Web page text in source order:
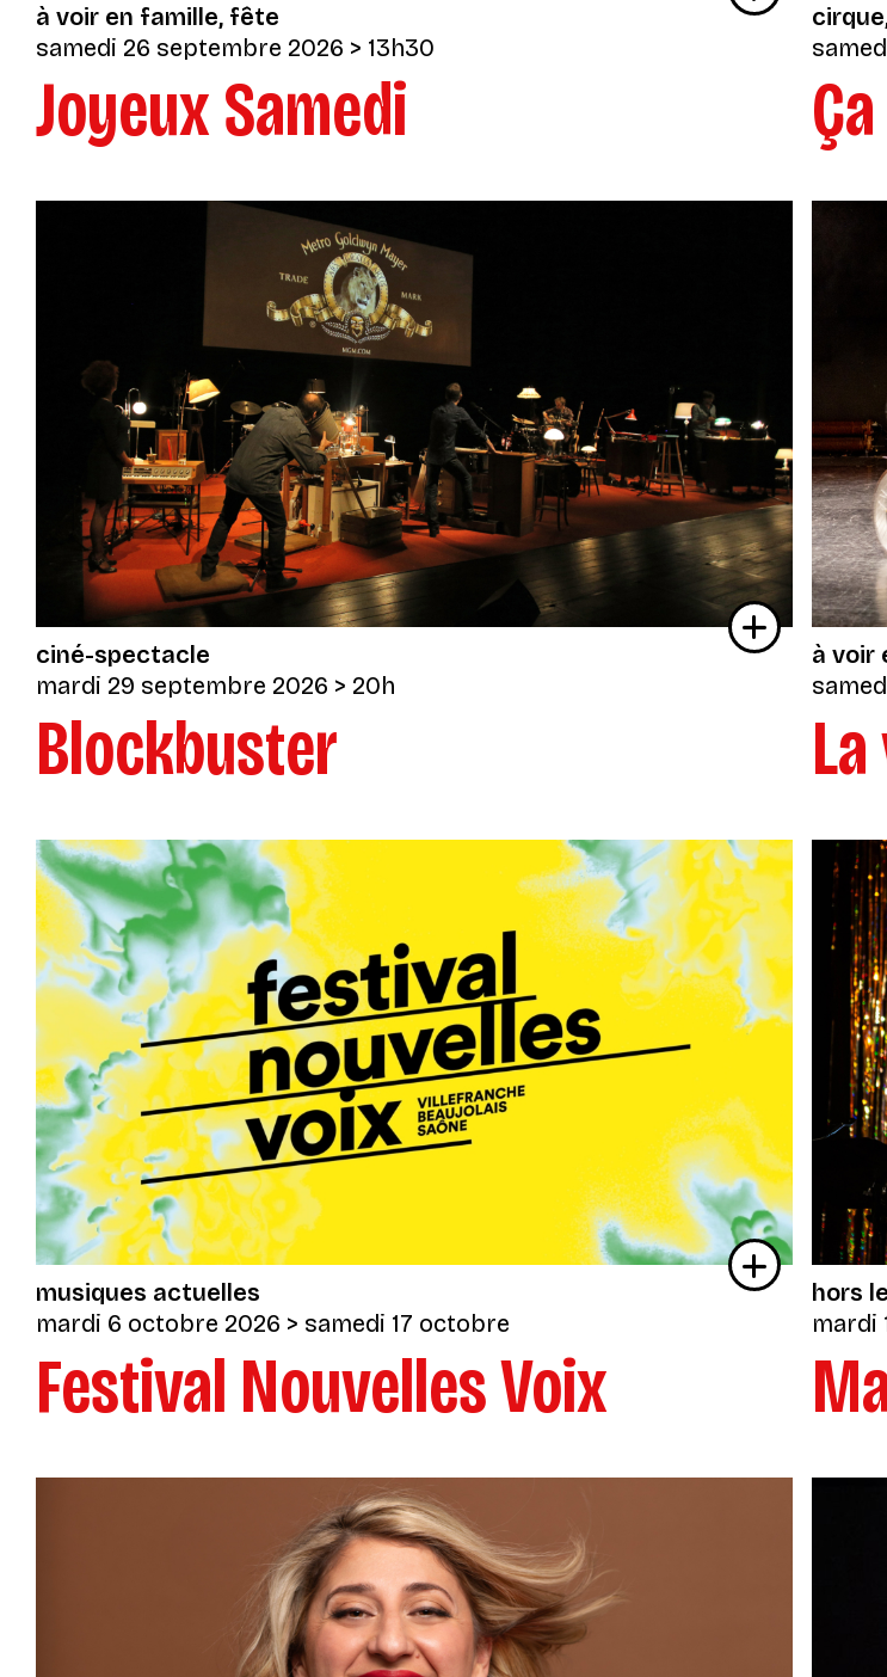
à voir en famille fête
samedi 26 septembre 2026 > 13h30
Joyeux Samedi
cirque
ciné-spectacle
mardi 29 septembre 2026 > 20h
Blockbuster
à voir
musiques actuelles
mardi 6 octobre 2026 > samedi 17 octobre
Festival Nouvelles Voix
hors
mardi